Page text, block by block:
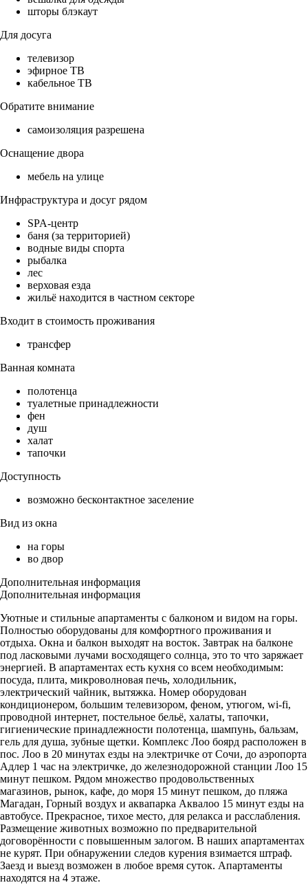
шторы блэкаут
Для досуга
телевизор
эфирное ТВ
кабельное ТВ
Обратите внимание
самоизоляция разрешена
Оснащение двора
мебель на улице
Инфраструктура и досуг рядом
SPA-центр
баня (за территорией)
водные виды спорта
рыбалка
лес
верховая езда
жильё находится в частном секторе
Входит в стоимость проживания
трансфер
Ванная комната
полотенца
туалетные принадлежности
фен
душ
халат
тапочки
Доступность
возможно бесконтактное заселение
Вид из окна
на горы
во двор
Дополнительная информация
Дополнительная информация
Уютные и стильные апартаменты с балконом и видом на горы.
Полностью оборудованы для комфортного проживания и
отдыха. Окна и балкон выходят на восток. Завтрак на балконе
под ласковыми лучами восходящего солнца, это то что заряжает
энергией. В апартаментах есть кухня со всем необходимым:
посуда, плита, микроволновая печь, холодильник,
электрический чайник, вытяжка. Номер оборудован
кондиционером, большим телевизором, феном, утюгом, wi-fi,
проводной интернет, постельное бельё, халаты, тапочки,
гигиенические принадлежности полотенца, шампунь, бальзам,
гель для душа, зубные щетки. Комплекс Лоо боярд расположен в
пос. Лоо в 20 минутах езды на электричке от Сочи, до аэропорта
Адлер 1 час на электричке, до железнодорожной станции Лоо 15
минут пешком. Рядом множество продовольственных
магазинов, рынок, кафе, до моря 15 минут пешком, до пляжа
Магадан, Горный воздух и аквапарка Аквалоо 15 минут езды на
автобусе. Прекрасное, тихое место, для релакса и расслабления.
Размещение животных возможно по предварительной
договорённости с повышенным залогом. В наших апартаментах
не курят. При обнаружении следов курения взимается штраф.
Заезд и выезд возможен в любое время суток. Апартаменты
находятся на 4 этаже.